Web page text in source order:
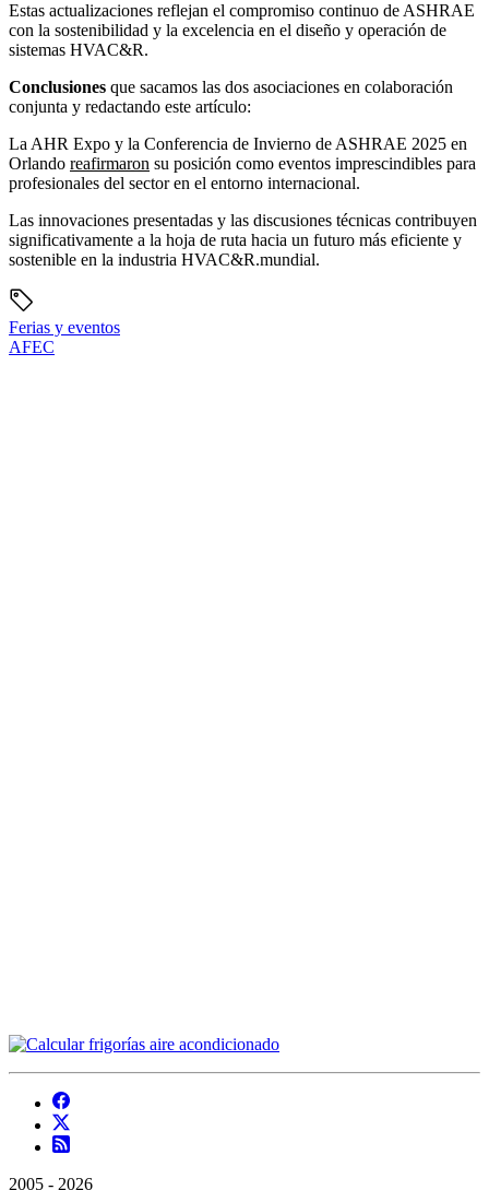
Estas actualizaciones reflejan el compromiso continuo de ASHRAE
con la sostenibilidad y la excelencia en el diseño y operación de
sistemas HVAC&R.
Conclusiones que sacamos las dos asociaciones en colaboración
conjunta y redactando este artículo:
La AHR Expo y la Conferencia de Invierno de ASHRAE 2025 en
Orlando reafirmaron su posición como eventos imprescindibles para
profesionales del sector en el entorno internacional.
Las innovaciones presentadas y las discusiones técnicas contribuyen
significativamente a la hoja de ruta hacia un futuro más eficiente y
sostenible en la industria HVAC&R.mundial.
Ferias y eventos
AFEC
2005 - 2026